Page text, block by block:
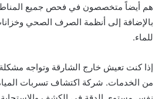
هم أيضاً متخصصون في فحص جميع المناطق
بالإضافة إلى أنظمة الصرف الصحي
للماء.
إذا كنت تعيش خارج الشارقة وتواجه
من الخدمات. شركة اكتشاف تسربات